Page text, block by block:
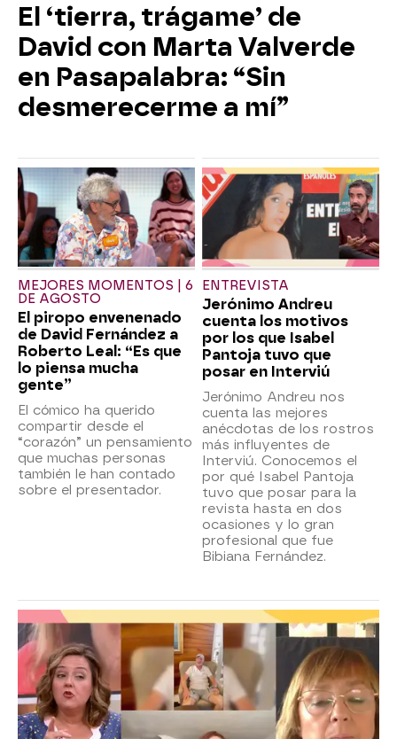
El ‘tierra, trágame’ de
David con Marta Valverde
en Pasapalabra: “Sin
desmerecerme a mí”
MEJORES MOMENTOS | 6
DE AGOSTO
El piropo envenenado
de David Fernández a
Roberto Leal: “Es que
lo piensa mucha
gente”
El cómico ha querido
compartir desde el
“corazón” un pensamiento
que muchas personas
también le han contado
sobre el presentador.
ENTREVISTA
Jerónimo Andreu
cuenta los motivos
por los que Isabel
Pantoja tuvo que
posar en Interviú
Jerónimo Andreu nos
cuenta las mejores
anécdotas de los rostros
más influyentes de
Interviú. Conocemos el
por qué Isabel Pantoja
tuvo que posar para la
revista hasta en dos
ocasiones y lo gran
profesional que fue
Bibiana Fernández.